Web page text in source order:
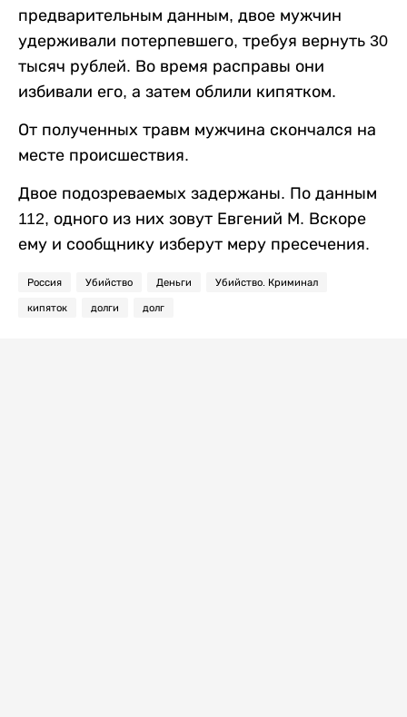
предварительным данным, двое мужчин
удерживали потерпевшего, требуя вернуть 30
тысяч рублей. Во время расправы они
избивали его, а затем облили кипятком.
От полученных травм мужчина скончался на
месте происшествия.
Двое подозреваемых задержаны. По данным
112, одного из них зовут Евгений М. Вскоре
ему и сообщнику изберут меру пресечения.
Россия Убийство Деньги Убийство. Криминал
кипяток долги долг